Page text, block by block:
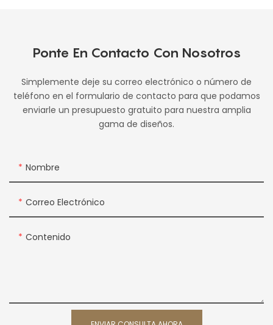
Ponte En Contacto Con Nosotros
Simplemente deje su correo electrónico o número de
teléfono en el formulario de contacto para que podamos
enviarle un presupuesto gratuito para nuestra amplia
gama de diseños.
Nombre
Correo Electrónico
Contenido